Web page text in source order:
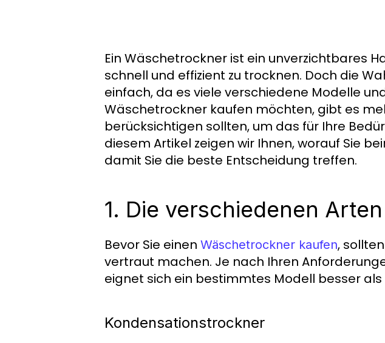
Ein Wäschetrockner ist ein unverzichtbares
schnell und effizient zu trocknen. Doch die
einfach, da es viele verschiedene Modelle
Wäschetrockner kaufen möchten, gibt es
berücksichtigen sollten, um das für Ihre
diesem Artikel zeigen wir Ihnen, worauf Sie
damit Sie die beste Entscheidung treffen.
1. Die verschiedenen
Bevor Sie einen Wäschetrockner kaufen,
vertraut machen. Je nach Ihren
eignet sich ein bestimmtes Modell besser als
Kondensationstrockner